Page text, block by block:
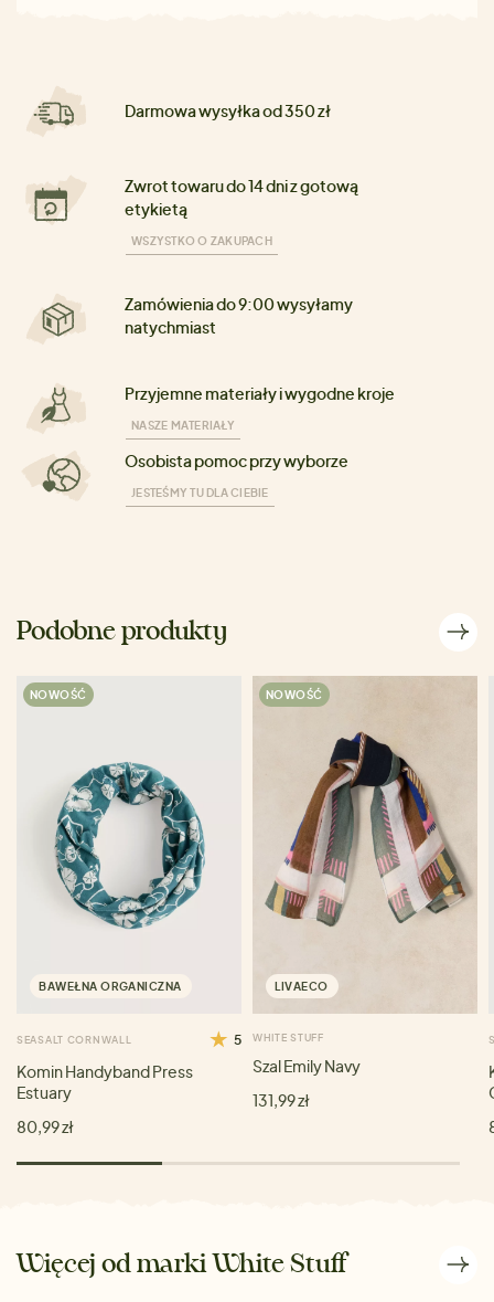
Darmowa wysyłka od 350 zł
Zwrot towaru do 14 dni z gotową
etykietą
WSZYSTKO O ZAKUPACH
Zamówienia do 9:00 wysyłamy
natychmiast
Przyjemne materiały i wygodne kroje
NASZE MATERIAŁY
Osobista pomoc przy wyborze
JESTEŚMY TU DLA CIEBIE
Podobne produkty
NOWOŚĆ
BAWEŁNA ORGANICZNA
SEASALT CORNWALL 5
Komin Handyband Press
Estuary
80,99 zł
NOWOŚĆ
LIVAECO
WHITE STUFF
Szal Emily Navy
131,99 zł
Więcej od marki White Stuff